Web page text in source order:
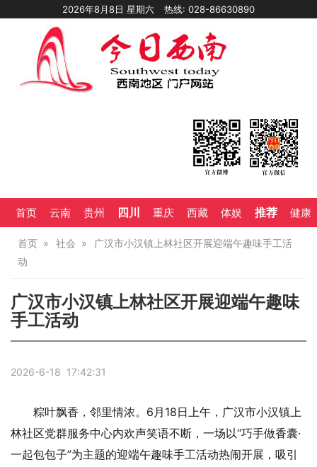
2026年8月8日 星期六 热线: 028-86630890
首页 云南 贵州 四川 重庆 西藏 体娱 推荐 健康
首页 社会
广汉市小汉镇上林社区开展迎端午趣味手工活
动
广汉市小汉镇上林社区开展迎端午趣味
手工活动
2026-6-18 17:42:31
粽叶飘香，邻里情浓。6月18日上午，广汉市小汉镇上
林社区党群服务中心内欢声笑语不断，一场以“巧手做香囊·
一起包包子”为主题的迎端午趣味手工活动热闹开展，吸引